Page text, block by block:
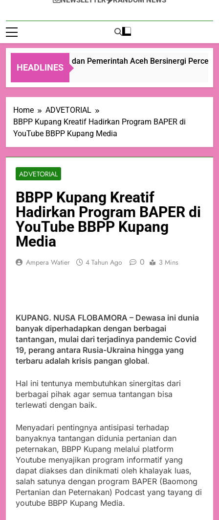
HEADLINES
Kementan dan Pemerintah Aceh Bersinergi Percepat
23 Jam Ago
Home
ADVETORIAL
BBPP Kupang Kreatif Hadirkan Program BAPER di
YouTube BBPP Kupang Media
ADVETORIAL
BBPP Kupang Kreatif
Hadirkan Program BAPER di
YouTube BBPP Kupang
Media
Ampera Watier 4 Tahun Ago 0 3 Mins
KUPANG. NUSA FLOBAMORA – Dewasa ini dunia
banyak diperhadapkan dengan berbagai
tantangan, mulai dari terjadinya pandemic Covid
19, perang antara Rusia-Ukraina hingga yang
terbaru adalah krisis pangan global.
Hal ini tentunya membutuhkan sinergitas dari
berbagai pihak agar semua tantangan bisa
terlewati dengan baik.
Menyadari pentingnya antisipasi terhadap
banyaknya tantangan didunia pertanian dan
peternakan, BBPP Kupang melalui platform
Youtube menyajikan program informatif yang
dapat diakses dan dinikmati oleh khalayak luas,
salah satunya dengan program BAPER (Baomong
Pertanian dan Peternakan) Podcast yang tayang di
youtube BBPP Kupang Media.